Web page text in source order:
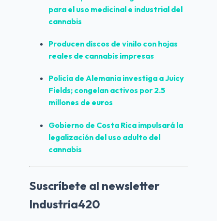
para el uso medicinal e industrial del
cannabis
Producen discos de vinilo con hojas
reales de cannabis impresas
Policía de Alemania investiga a Juicy
Fields; congelan activos por 2.5
millones de euros
Gobierno de Costa Rica impulsará la
legalización del uso adulto del
cannabis
Suscríbete al newsletter
Industria420